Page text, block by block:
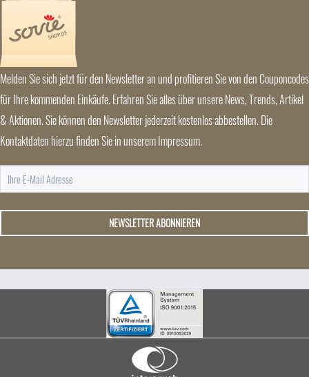
Melden Sie sich jetzt für den Newsletter an und profitieren Sie von den Couponcodes
für Ihre kommenden Einkäufe. Erfahren Sie alles über unsere News, Trends, Artikel
& Aktionen. Sie können den Newsletter jederzeit kostenlos abbestellen. Die
Kontaktdaten hierzu finden Sie in unserem Impressum.
NEWSLETTER ABONNIEREN